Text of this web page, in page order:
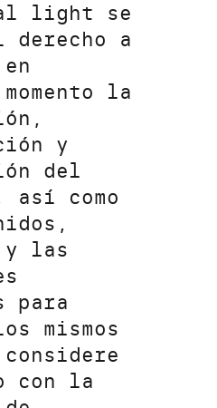
light se
derecho a
la
y
del
así como
las
para
mismos
con la